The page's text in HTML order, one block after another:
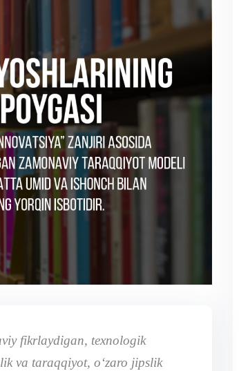
fikrlaydigan, texnologik
va taraqqiyot, o‘zaro jipslik